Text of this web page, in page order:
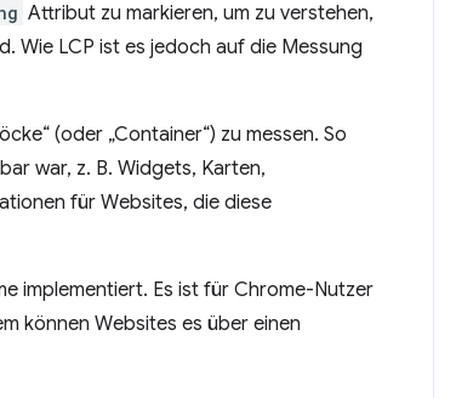
Attribut zu markieren, um zu verstehen,
Wie LCP ist es jedoch auf die Messung
(oder „Container“) zu messen. So
war, z. B. Widgets, Karten,
für Websites, die diese
implementiert. Es ist für Chrome-Nutzer
können Websites es über einen